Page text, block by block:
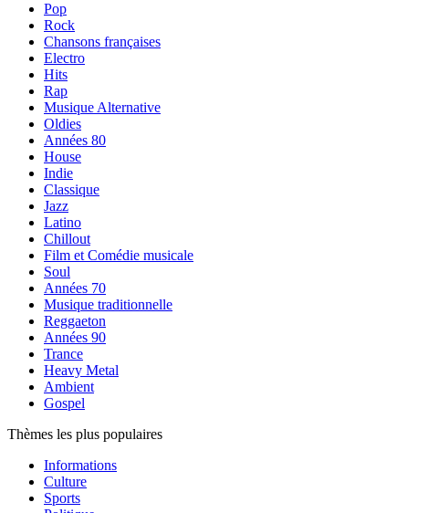
Pop
Rock
Chansons françaises
Electro
Hits
Rap
Musique Alternative
Oldies
Années 80
House
Indie
Classique
Jazz
Latino
Chillout
Film et Comédie musicale
Soul
Années 70
Musique traditionnelle
Reggaeton
Années 90
Trance
Heavy Metal
Ambient
Gospel
Thèmes les plus populaires
Informations
Culture
Sports